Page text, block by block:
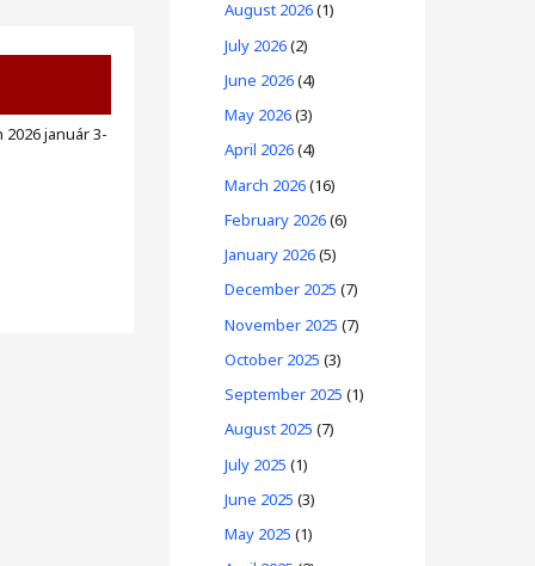
január 3-
August 2026(1)
July 2026(2)
June 2026(4)
May 2026(3)
April 2026(4)
March 2026(16)
February 2026(6)
January 2026(5)
December 2025 (7)
November 2025 (7)
October 2025 (3)
September 2025 (1)
August 2025 (7)
July 2025 (1)
June 2025 (3)
May 2025 (1)